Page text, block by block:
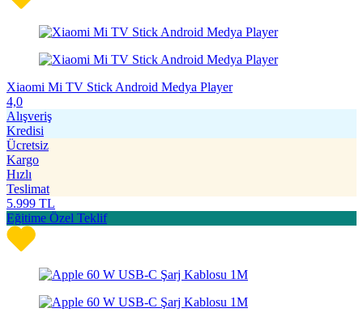
Xiaomi Mi TV Stick Android Medya Player
4,0
Alışveriş
Kredisi
Ücretsiz
Kargo
Hızlı
Teslimat
5.999 TL
Eğitime Özel Teklif